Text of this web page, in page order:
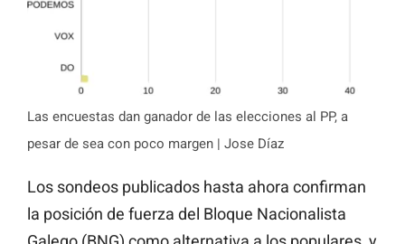
Las encuestas dan ganador de las elecciones al PP, a
pesar de sea con poco margen | Jose Díaz
Los sondeos publicados hasta ahora confirman
la posición de fuerza del Bloque Nacionalista